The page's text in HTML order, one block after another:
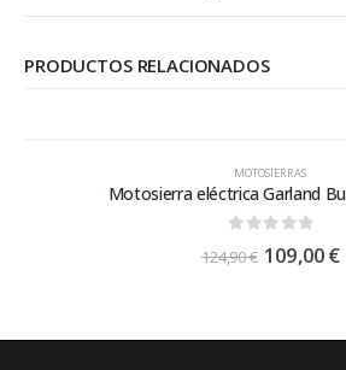
PRODUCTOS RELACIONADOS
MOTOSIERRAS
Motosierra eléctrica Garland
124,90€ 109,00€